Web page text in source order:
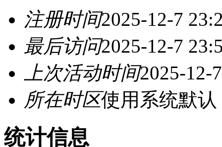
注册时间2025-12-7
最后访问2025-12-7
上次活动时间2025-12-
所在时区使用系统默认
统计信息